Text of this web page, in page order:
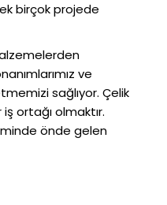
birçok projede
ve
sağlıyor. Çelik
ortağı olmaktır.
önde gelen